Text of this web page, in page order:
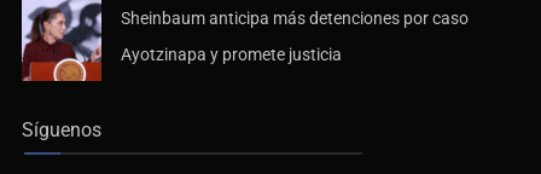
Sheinbaum anticipa más detenciones por caso
Ayotzinapa y promete justicia
Síguenos